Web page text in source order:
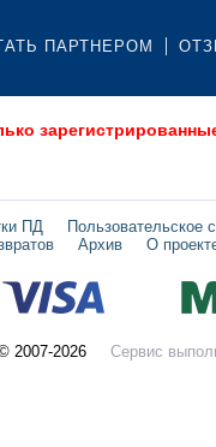
ПАРТНЕРОМ
ПД Пользовательское
Архив О
2007-2026 Сервис